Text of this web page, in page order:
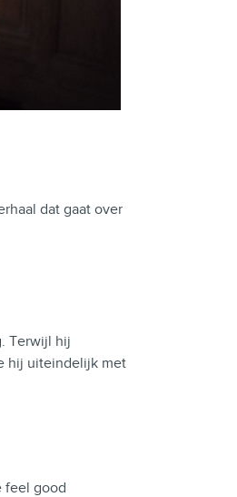
dat gaat over
Terwijl hij
hij uiteindelijk met
feel good